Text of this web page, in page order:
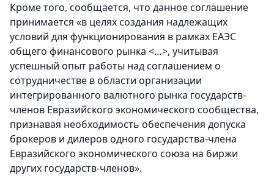
Кроме того, сообщается, что данное соглашение
принимается «в целях создания надлежащих
условий для функционирования в рамках ЕАЭС
общего финансового рынка <…>, учитывая
успешный опыт работы над соглашением о
сотрудничестве в области организации
интегрированного валютного рынка государств-
членов Евразийского экономического сообщества,
признавая необходимость обеспечения допуска
брокеров и дилеров одного государства-члена
Евразийского экономического союза на биржи
других государств-членов».